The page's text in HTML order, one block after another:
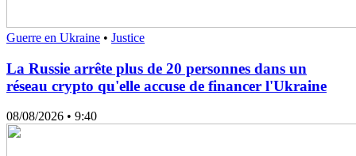
Guerre en Ukraine • Justice
La Russie arrête plus de 20 personnes dans un
réseau crypto qu'elle accuse de financer l'Ukraine
08/08/2026 • 9:40